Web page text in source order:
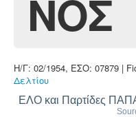
ΝΟΣ
Η/Γ: 02/1954, ΕΣΟ: 07879 |
Δελτίου